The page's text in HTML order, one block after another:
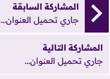
المشاركة السابقة
جاري تحميل العنوان...
المشاركة التالية
جاري تحميل العنوان...